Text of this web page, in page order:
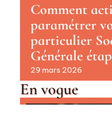
Comment
paramétrer
particulier
Générale
29 mars 2026
En vogue